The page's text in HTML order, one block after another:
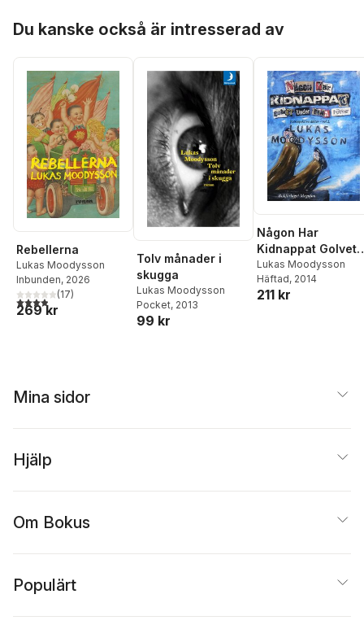
Du kanske också är intresserad av
Rebellerna
Lukas Moodysson
Inbunden, 2026
3,9utav 5 stjärnor. Totalt antal röster:
(17)
269 kr
Tolv månader i
skugga
Lukas Moodysson
Pocket, 2013
99 kr
Någon Har
Kidnappat Golvet
Under Dina Fötter
Lukas Moodysson
Häftad, 2014
211 kr
Mina sidor
Hjälp
Om Bokus
Populärt